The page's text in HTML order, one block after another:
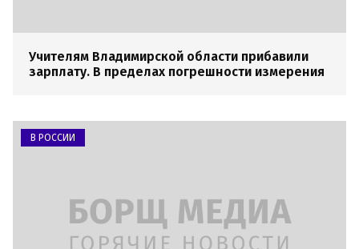
Учителям Владимирской области прибавили
зарплату. В пределах погрешности измерения
В РОССИИ